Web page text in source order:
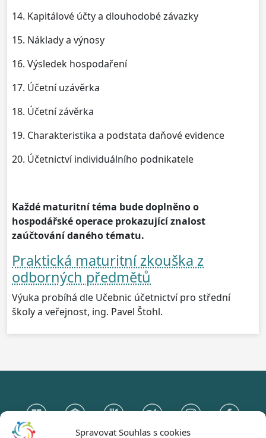
Spravovat Souhlas s cookies
14. Kapitálové účty a dlouhodobé závazky
15. Náklady a výnosy
16. Výsledek hospodaření
17. Účetní uzávěrka
18. Účetní závěrka
19. Charakteristika a podstata daňové evidence
20. Účetnictví individuálního podnikatele
Každé maturitní téma bude doplněno o
hospodářské operace prokazující znalost
zaúčtování daného tématu.
Praktická maturitní zkouška z
odborných předmětů
Výuka probíhá dle Učebnic účetnictví pro střední
školy a veřejnost, ing. Pavel Štohl.